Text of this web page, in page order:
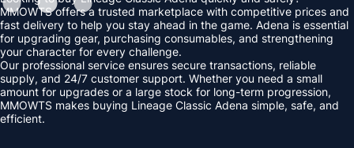
MMOWTS offers a trusted marketplace with competitive prices and
fast delivery to help you stay ahead in the game. Adena is essential
for upgrading gear, purchasing consumables, and strengthening
your character for every challenge.
Our professional service ensures secure transactions, reliable
supply, and 24/7 customer support. Whether you need a small
amount for upgrades or a large stock for long-term progression,
MMOWTS makes buying Lineage Classic Adena simple, safe, and
efficient.